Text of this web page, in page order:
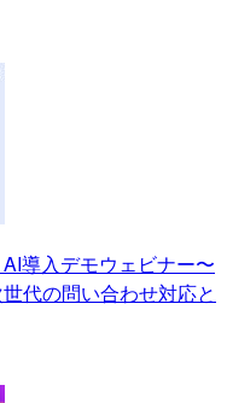
導入デモウェビナー〜
代の問い合わせ対応と